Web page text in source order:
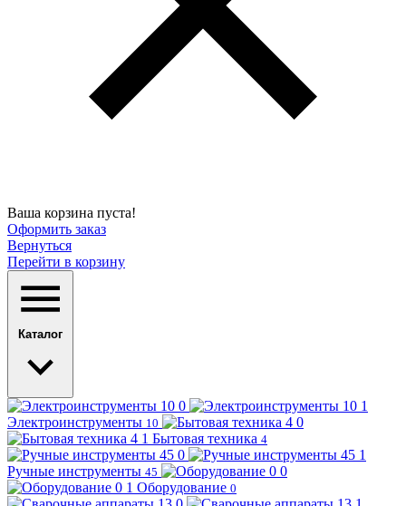
Ваша корзина пуста!
Оформить заказ
Вернуться
Перейти в корзину
Каталог
Электроинструменты 10
Бытовая техника 4
Ручные инструменты 45
Оборудование 0